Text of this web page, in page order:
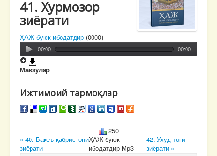
41. Хурмозор
зиёрати
ҲАЖ буюк ибодатдир (0000)
00:00 00:00
Мавзулар
Ижтимоий тармоқлар
250
« 40. Бақеъ қабристони
зиёрати
ҲАЖ буюк
ибодатдир Mp3
42. Ухуд тоғи
зиёрати »